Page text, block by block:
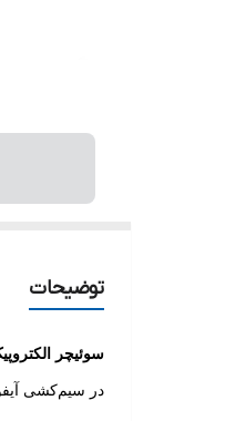
توضیحات
سوئیچر الکتروپیک
در سیم‌کشی آیفون تصویری